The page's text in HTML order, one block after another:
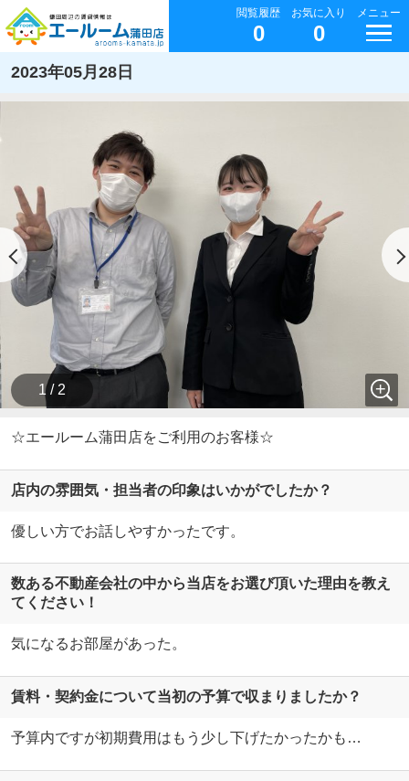
閲覧履歴
0
お気に入り
0
メニュー
2023年05月28日
1 / 2
☆エールーム蒲田店をご利用のお客様☆
店内の雰囲気・担当者の印象はいかがでしたか？
優しい方でお話しやすかったです。
数ある不動産会社の中から当店をお選び頂いた理由を教え
てください！
気になるお部屋があった。
賃料・契約金について当初の予算で収まりましたか？
予算内ですが初期費用はもう少し下げたかったかも…